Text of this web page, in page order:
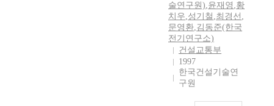
술연구원),윤재영 ,황
치우,성기철 ,최경선 ,
문영환,김동준(한국
전기연구소)
건설교통부
1997
한국건설기술연
구원